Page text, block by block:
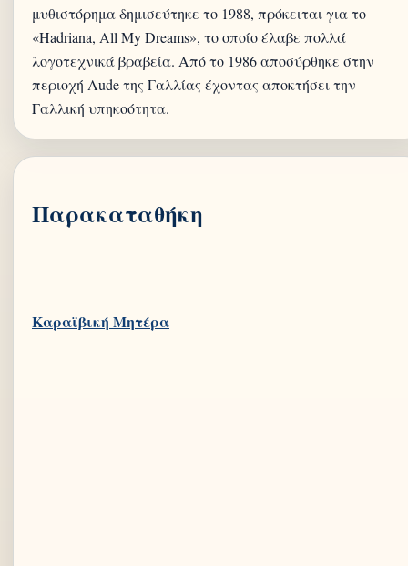
μυθιστόρημα δημισεύτηκε το 1988, πρόκειται για το
«Hadriana, All My Dreams», το οποίο έλαβε πολλά
λογοτεχνικά βραβεία. Από το 1986 αποσύρθηκε στην
περιοχή Aude της Γαλλίας έχοντας αποκτήσει την
Παρακαταθήκη